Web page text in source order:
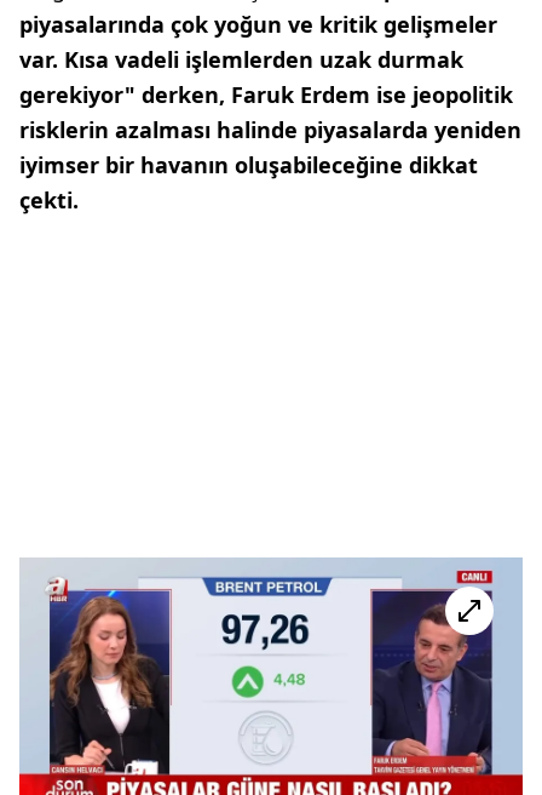
piyasalarında çok yoğun ve kritik gelişmeler
var. Kısa vadeli işlemlerden uzak durmak
gerekiyor" derken, Faruk Erdem ise jeopolitik
risklerin azalması halinde piyasalarda yeniden
iyimser bir havanın oluşabileceğine dikkat
çekti.